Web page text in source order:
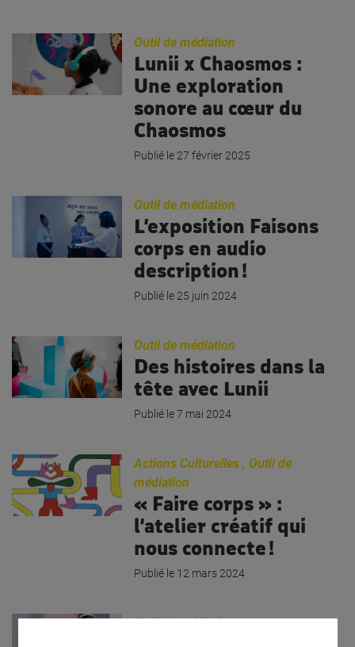
Outil de médiation
Lunii x Chaosmos :
Une exploration
sonore au cœur du
Chaosmos
Publié le 27 février 2025
Outil de médiation
L’exposition Faisons
corps en audio
description !
Publié le 25 juin 2024
Outil de médiation
Des histoires dans la
tête avec Lunii
Publié le 7 mai 2024
Actions Culturelles ,Outil de
médiation
« Faire corps » :
l’atelier créatif qui
nous connecte !
Publié le 12 mars 2024
Outil de médiation